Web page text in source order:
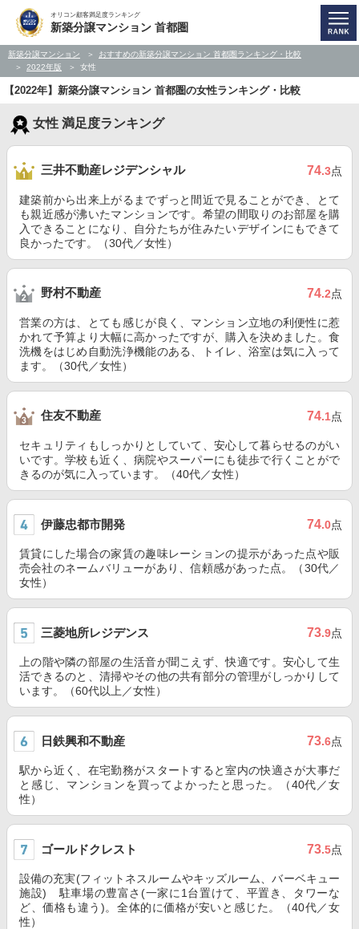
オリコン顧客満足度ランキング
新築分譲マンション 首都圏
新築分譲マンション
おすすめの新築分譲マンション 首都圏ランキング・比較
2022年版
女性
【2022年】新築分譲マンション 首都圏の女性ランキング・比較
女性 満足度ランキング
三井不動産レジデンシャル 74.3点
建築前から出来上がるまでずっと間近で見ることができ、とて
も親近感が沸いたマンションです。希望の間取りのお部屋を購
入できることになり、自分たちが住みたいデザインにもできて
良かったです。（30代／女性）
野村不動産 74.2点
営業の方は、とても感じが良く、マンション立地の利便性に惹
かれて予算より大幅に高かったですが、購入を決めました。食
洗機をはじめ自動洗浄機能のある、トイレ、浴室は気に入って
ます。（30代／女性）
住友不動産 74.1点
セキュリティもしっかりとしていて、安心して暮らせるのがい
いです。学校も近く、病院やスーパーにも徒歩で行くことがで
きるのが気に入っています。（40代／女性）
伊藤忠都市開発 74.0点
賃貸にした場合の家賃の趣味レーションの提示があった点や販
売会社のネームバリューがあり、信頼感があった点。（30代／
女性）
三菱地所レジデンス 73.9点
上の階や隣の部屋の生活音が聞こえず、快適です。安心して生
活できるのと、清掃やその他の共有部分の管理がしっかりして
います。（60代以上／女性）
日鉄興和不動産 73.6点
駅から近く、在宅勤務がスタートすると室内の快適さが大事だ
と感じ、マンションを買ってよかったと思った。（40代／女
性）
ゴールドクレスト 73.5点
設備の充実(フィットネスルームやキッズルーム、バーベキュー
施設) 駐車場の豊富さ(一家に1台置けて、平置き、タワーな
ど、価格も違う)。全体的に価格が安いと感じた。（40代／女
性）